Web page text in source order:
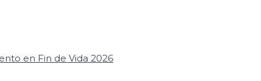
en Fin de Vida 2026